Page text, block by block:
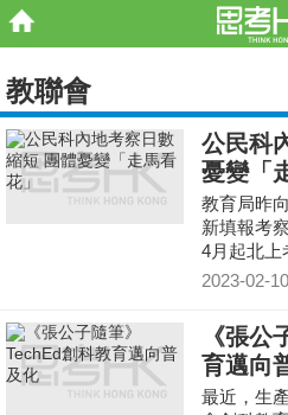
教聯會
公民科
憂變「
教育局昨
新填報考
4月起北上
2023-02-10
《張
育邁向
最近，生